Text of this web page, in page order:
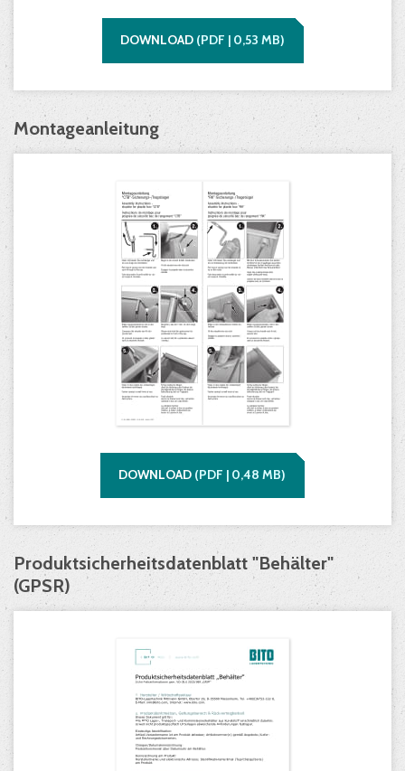
DOWNLOAD (PDF | 0,53 MB)
Montageanleitung
DOWNLOAD (PDF | 0,48 MB)
Produktsicherheitsdatenblatt "Behälter"
(GPSR)